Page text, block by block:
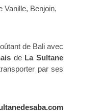
Vanille, Benjoin,
de Bali avec
de La Sultane
par ses